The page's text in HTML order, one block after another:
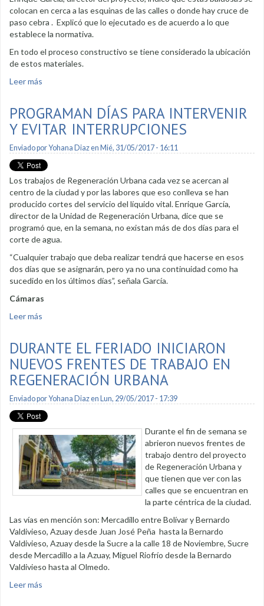
colocan en cerca a las esquinas de las calles o donde hay cruce de
paso cebra . Explicó que lo ejecutado es de acuerdo a lo que
establece la normativa.
En todo el proceso constructivo se tiene considerado la ubicación
de estos materiales.
Leer más
PROGRAMAN DÍAS PARA INTERVENIR
Y EVITAR INTERRUPCIONES
Enviado porYohana Diazen Mié, 31/05/2017 - 16:11
Los trabajos de Regeneración Urbana cada vez se acercan al
centro de la ciudad y por las labores que eso conlleva se han
producido cortes del servicio del líquido vital. Enrique García,
director de la Unidad de Regeneración Urbana, dice que se
programó que, en la semana, no existan más de dos días para el
corte de agua.
“Cualquier trabajo que deba realizar tendrá que hacerse en esos
dos días que se asignarán, pero ya no una continuidad como ha
sucedido en los últimos días”, señala García.
Cámaras
Leer más
DURANTE EL FERIADO INICIARON
NUEVOS FRENTES DE TRABAJO EN
REGENERACIÓN URBANA
Enviado porYohana Diazen Lun, 29/05/2017 - 17:39
Durante el fin de semana se
abrieron nuevos frentes de
trabajo dentro del proyecto
de Regeneración Urbana y
que tienen que ver con las
calles que se encuentran en
la parte céntrica de la ciudad.
Las vías en mención son: Mercadillo entre Bolívar y Bernardo
Valdivieso, Azuay desde Juan José Peña hasta la Bernardo
Valdivieso, Azuay desde la Sucre a la calle 18 de Noviembre, Sucre
desde Mercadillo a la Azuay, Miguel Riofrío desde la Bernardo
Valdivieso hasta al Olmedo.
Leer más